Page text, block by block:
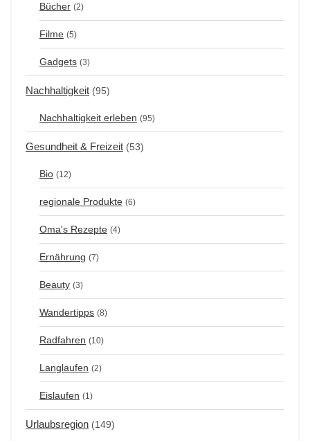
Bücher (2)
Filme (5)
Gadgets (3)
Nachhaltigkeit (95)
Nachhaltigkeit erleben (95)
Gesundheit & Freizeit (53)
Bio (12)
regionale Produkte (6)
Oma's Rezepte (4)
Ernährung (7)
Beauty (3)
Wandertipps (8)
Radfahren (10)
Langlaufen (2)
Eislaufen (1)
Urlaubsregion (149)